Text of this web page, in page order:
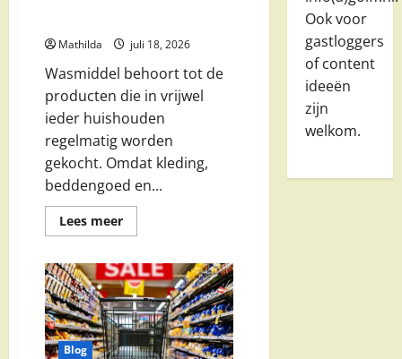
Mathilda juli 18, 2026
Wasmiddel behoort tot de
producten die in vrijwel
ieder huishouden
regelmatig worden
gekocht. Omdat kleding,
beddengoed en...
Lees meerLees
meer
aanbieding:
slim
besparen
op
uw
favoriete
wasproducten
Blog
Ook voor
gastloggers
of content
ideeën
zijn
welkom.